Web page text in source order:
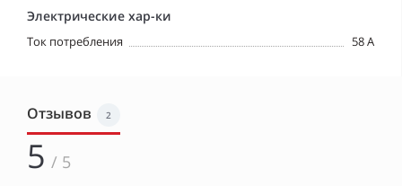
Электрические хар-ки
Ток потребления 58 A
Отзывов 2
5 / 5